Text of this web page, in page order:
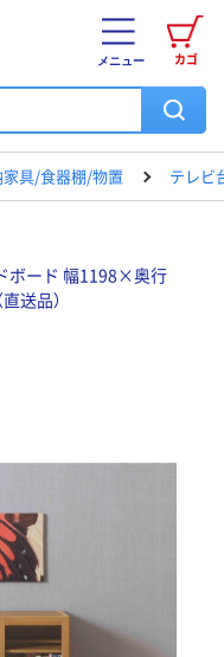
カゴ
メニュー
具/食器棚/物置 テレビ
ドボード 幅1198×奥行
送品）